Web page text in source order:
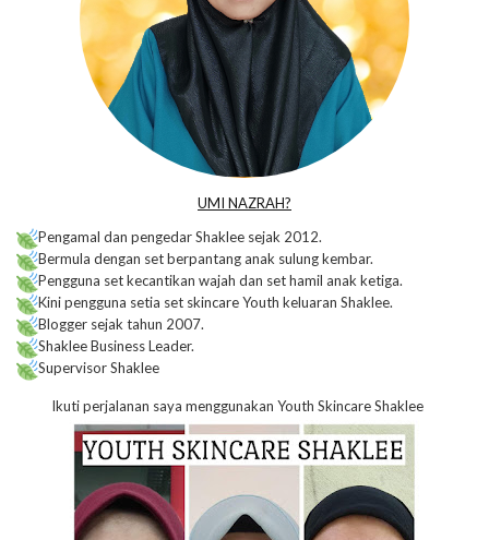
UMI NAZRAH?
Pengamal dan pengedar Shaklee sejak 2012.
Bermula dengan set berpantang anak sulung kembar.
Pengguna set kecantikan wajah dan set hamil anak ketiga.
Kini pengguna setia set skincare Youth keluaran Shaklee.
Blogger sejak tahun 2007.
Shaklee Business Leader.
Supervisor Shaklee
Ikuti perjalanan saya menggunakan Youth Skincare Shaklee